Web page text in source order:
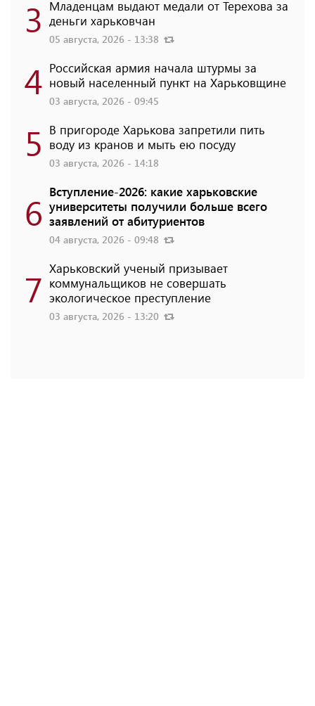
3 Младенцам выдают медали от Терехова за
деньги харьковчан
05 августа, 2026 - 13:38
4 Российская армия начала штурмы за
новый населенный пункт на Харьковщине
03 августа, 2026 - 09:45
5 В пригороде Харькова запретили пить
воду из кранов и мыть ею посуду
03 августа, 2026 - 14:18
6 Вступление-2026: какие харьковские
университеты получили больше всего
заявлений от абитуриентов
04 августа, 2026 - 09:48
7 Харьковский ученый призывает
коммунальщиков не совершать
экологическое преступление
03 августа, 2026 - 13:20